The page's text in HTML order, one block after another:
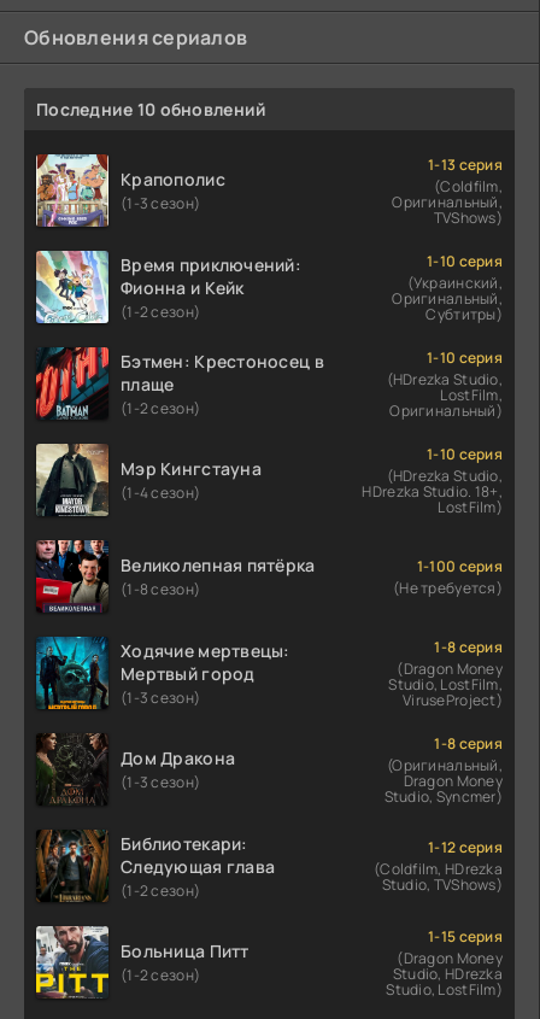
Обновления сериалов
Последние 10 обновлений
Крапополис
(1-3 сезон)
1-13 серия
(Coldfilm,
Оригинальный,
TVShows)
Время приключений:
Фионна и Кейк
(1-2 сезон)
1-10 серия
(Украинский,
Оригинальный,
Субтитры)
Бэтмен: Крестоносец в
плаще
(1-2 сезон)
1-10 серия
(HDrezka Studio,
LostFilm,
Оригинальный)
Мэр Кингстауна
(1-4 сезон)
1-10 серия
(HDrezka Studio,
HDrezka Studio. 18+,
LostFilm)
Великолепная пятёрка
(1-8 сезон)
1-100 серия
(Не требуется)
Ходячие мертвецы:
Мертвый город
(1-3 сезон)
1-8 серия
(Dragon Money
Studio, LostFilm,
ViruseProject)
Дом Дракона
(1-3 сезон)
1-8 серия
(Оригинальный,
Dragon Money
Studio, Syncmer)
Библиотекари:
Следующая глава
(1-2 сезон)
1-12 серия
(Coldfilm, HDrezka
Studio, TVShows)
Больница Питт
(1-2 сезон)
1-15 серия
(Dragon Money
Studio, HDrezka
Studio, LostFilm)